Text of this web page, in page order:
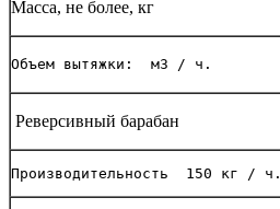
Масса, не более, кг
Объем вытяжки:  м3 / ч.
Реверсивный барабан
Производительность  150 кг / ч.